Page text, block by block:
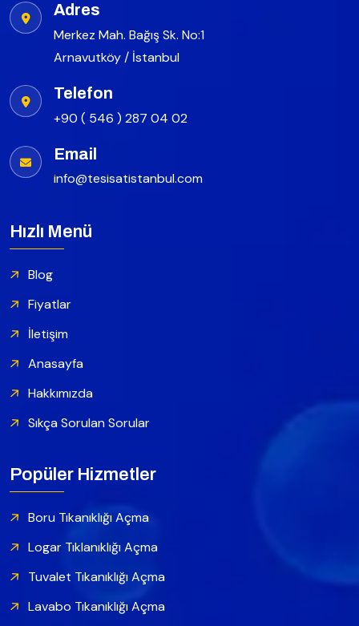
Adres
Merkez Mah. Bağış Sk. No:1
Arnavutköy / İstanbul
Telefon
+90 ( 546 ) 287 04 02
Email
info@tesisatistanbul.com
Hızlı Menü
Blog
Fiyatlar
İletişim
Anasayfa
Hakkımızda
Sıkça Sorulan Sorular
Popüler Hizmetler
Boru Tıkanıklığı Açma
Logar Tıklanıklığı Açma
Tuvalet Tıkanıklığı Açma
Lavabo Tıkanıklığı Açma